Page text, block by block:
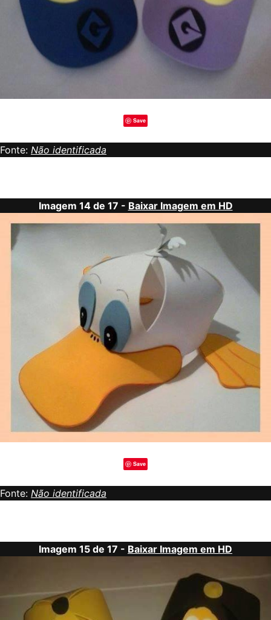
Save
Fonte: Não identificada
Imagem 14 de 17 - Baixar Imagem em HD
Save
Fonte: Não identificada
Imagem 15 de 17 - Baixar Imagem em HD